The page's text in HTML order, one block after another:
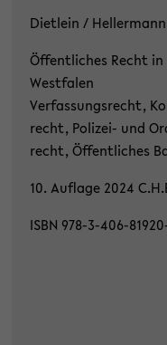
Diet­lein / Hel­ler­mann
Öf­fent­li­ches Recht
Westfalen
Ver­fas­sungs­recht,
recht, Polizei-​ und
recht, Öf­fent­li­ches
10. Auf­la­ge 2024
ISBN 978-​3-406-